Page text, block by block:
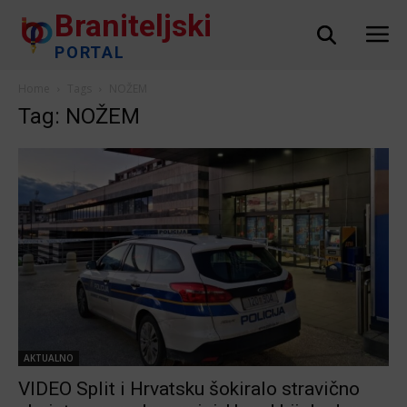
Braniteljski
PORTAL
Tag: NOŽEM
AKTUALNO
VIDEO Split i Hrvatsku šokiralo stravično